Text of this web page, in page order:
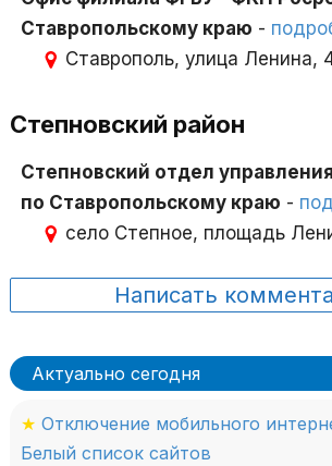
Ставропольскому краю -
Ставрополь, улица Ленина,
Степновский район
Степновский отдел
по Ставропольскому краю -
село Степное, площадь
Написать
Актуально сегодня
★ Отключение мобильного
Белый список сайтов